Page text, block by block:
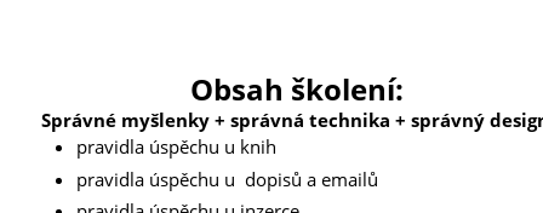
Obsah školení:
Správné myšlenky + správná technika + správný
pravidla úspěchu u knih
pravidla úspěchu u dopisů a emailů